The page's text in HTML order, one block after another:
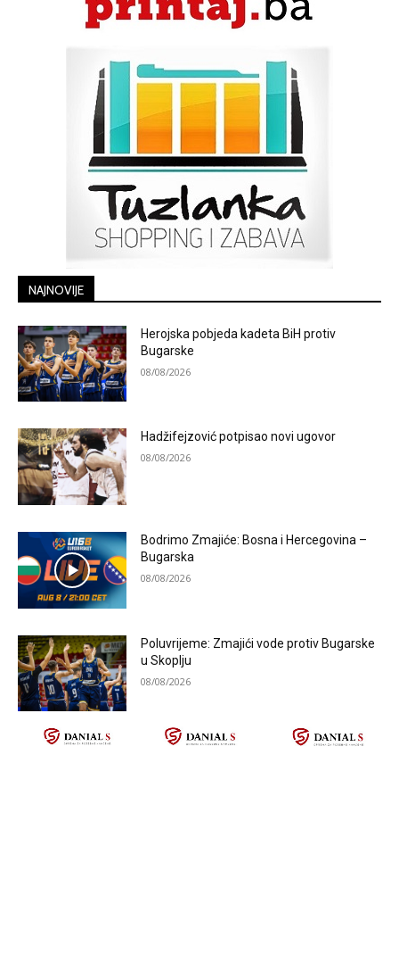
NAJNOVIJE
Herojska pobjeda kadeta BiH protiv
Bugarske
08/08/2026
Hadžifejzović potpisao novi ugovor
08/08/2026
Bodrimo Zmajiće: Bosna i Hercegovina –
Bugarska
08/08/2026
Poluvrijeme: Zmajići vode protiv Bugarske
u Skoplju
08/08/2026